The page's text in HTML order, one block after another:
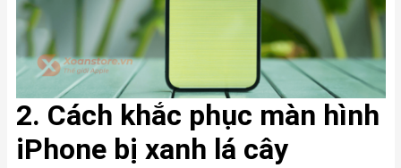
2. Cách khắc phục màn hình
iPhone bị xanh lá cây